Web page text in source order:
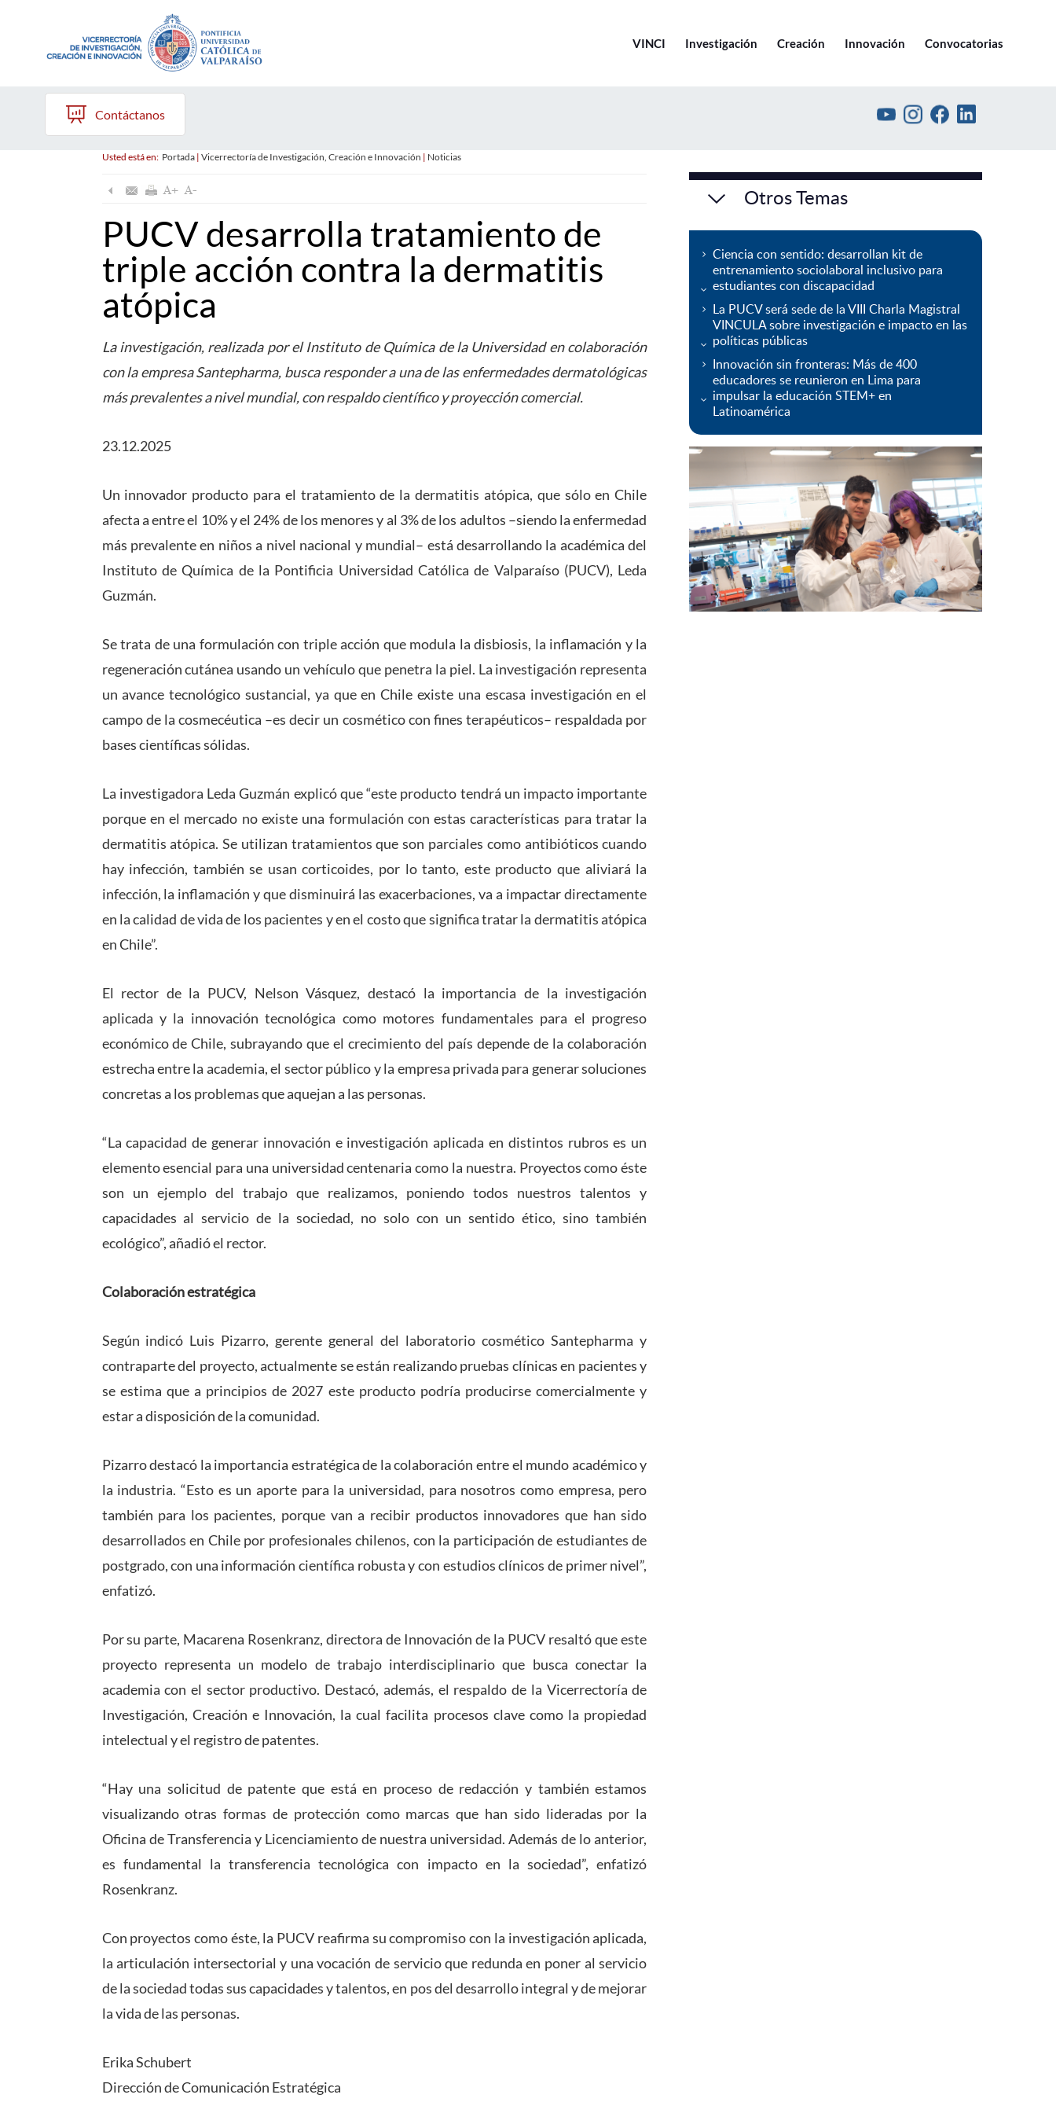
VINCI Investigación Creación Innovación Convocatorias
Contáctanos
Usted está en: Portada| Vicerrectoría de Investigación, Creación e Innovación | Noticias
PUCV desarrolla tratamiento de
triple acción contra la dermatitis
atópica
La investigación, realizada por el Instituto de Química de la Universidad en colaboración
con la empresa Santepharma, busca responder a una de las enfermedades dermatológicas
más prevalentes a nivel mundial, con respaldo científico y proyección comercial.
23.12.2025
Un innovador producto para el tratamiento de la dermatitis atópica, que sólo en Chile
afecta a entre el 10% y el 24% de los menores y al 3% de los adultos –siendo la enfermedad
más prevalente en niños a nivel nacional y mundial– está desarrollando la académica del
Instituto de Química de la Pontificia Universidad Católica de Valparaíso (PUCV), Leda
Guzmán.
Se trata de una formulación con triple acción que modula la disbiosis, la inflamación y la
regeneración cutánea usando un vehículo que penetra la piel. La investigación representa
un avance tecnológico sustancial, ya que en Chile existe una escasa investigación en el
campo de la cosmecéutica –es decir un cosmético con fines terapéuticos– respaldada por
bases científicas sólidas.
La investigadora Leda Guzmán explicó que “este producto tendrá un impacto importante
porque en el mercado no existe una formulación con estas características para tratar la
dermatitis atópica. Se utilizan tratamientos que son parciales como antibióticos cuando
hay infección, también se usan corticoides, por lo tanto, este producto que aliviará la
infección, la inflamación y que disminuirá las exacerbaciones, va a impactar directamente
en la calidad de vida de los pacientes y en el costo que significa tratar la dermatitis atópica
en Chile”.
El rector de la PUCV, Nelson Vásquez, destacó la importancia de la investigación
aplicada y la innovación tecnológica como motores fundamentales para el progreso
económico de Chile, subrayando que el crecimiento del país depende de la colaboración
estrecha entre la academia, el sector público y la empresa privada para generar soluciones
concretas a los problemas que aquejan a las personas.
“La capacidad de generar innovación e investigación aplicada en distintos rubros es un
elemento esencial para una universidad centenaria como la nuestra. Proyectos como éste
son un ejemplo del trabajo que realizamos, poniendo todos nuestros talentos y
capacidades al servicio de la sociedad, no solo con un sentido ético, sino también
ecológico”, añadió el rector.
Colaboración estratégica
Según indicó Luis Pizarro, gerente general del laboratorio cosmético Santepharma y
contraparte del proyecto, actualmente se están realizando pruebas clínicas en pacientes y
se estima que a principios de 2027 este producto podría producirse comercialmente y
estar a disposición de la comunidad.
Pizarro destacó la importancia estratégica de la colaboración entre el mundo académico y
la industria. “Esto es un aporte para la universidad, para nosotros como empresa, pero
también para los pacientes, porque van a recibir productos innovadores que han sido
desarrollados en Chile por profesionales chilenos, con la participación de estudiantes de
postgrado, con una información científica robusta y con estudios clínicos de primer nivel”,
enfatizó.
Por su parte, Macarena Rosenkranz, directora de Innovación de la PUCV resaltó que este
proyecto representa un modelo de trabajo interdisciplinario que busca conectar la
academia con el sector productivo. Destacó, además, el respaldo de la Vicerrectoría de
Investigación, Creación e Innovación, la cual facilita procesos clave como la propiedad
intelectual y el registro de patentes.
“Hay una solicitud de patente que está en proceso de redacción y también estamos
visualizando otras formas de protección como marcas que han sido lideradas por la
Oficina de Transferencia y Licenciamiento de nuestra universidad. Además de lo anterior,
es fundamental la transferencia tecnológica con impacto en la sociedad”, enfatizó
Rosenkranz.
Con proyectos como éste, la PUCV reafirma su compromiso con la investigación aplicada,
la articulación intersectorial y una vocación de servicio que redunda en poner al servicio
de la sociedad todas sus capacidades y talentos, en pos del desarrollo integral y de mejorar
la vida de las personas.
Erika Schubert
Dirección de Comunicación Estratégica
Otros Temas
Ciencia con sentido: desarrollan kit de
entrenamiento sociolaboral inclusivo para
estudiantes con discapacidad
La PUCV será sede de la VIII Charla Magistral
VINCULA sobre investigación e impacto en las
políticas públicas
Innovación sin fronteras: Más de 400
educadores se reunieron en Lima para
impulsar la educación STEM+ en
Latinoamérica